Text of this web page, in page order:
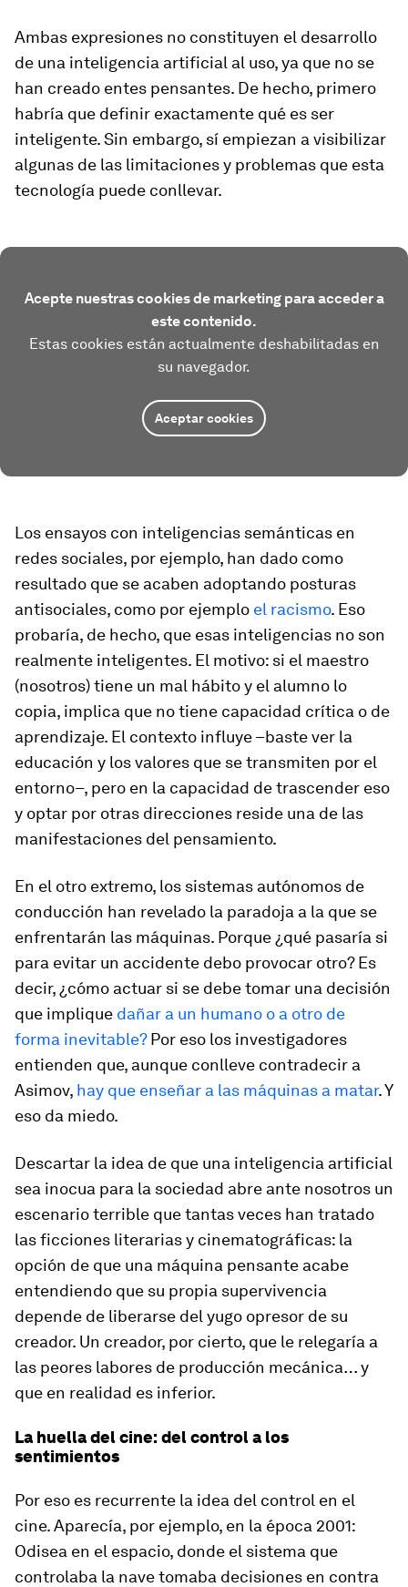
Ambas expresiones no constituyen el desarrollo
de una inteligencia artificial al uso, ya que no se
han creado entes pensantes. De hecho, primero
habría que definir exactamente qué es ser
inteligente. Sin embargo, sí empiezan a visibilizar
algunas de las limitaciones y problemas que esta
tecnología puede conllevar.
Acepte nuestras cookies de marketing para acceder a
este contenido.
Estas cookies están actualmente deshabilitadas en
su navegador.
Aceptar cookies
Los ensayos con inteligencias semánticas en
redes sociales, por ejemplo, han dado como
resultado que se acaben adoptando posturas
antisociales, como por ejemplo el racismo. Eso
probaría, de hecho, que esas inteligencias no son
realmente inteligentes. El motivo: si el maestro
(nosotros) tiene un mal hábito y el alumno lo
copia, implica que no tiene capacidad crítica o de
aprendizaje. El contexto influye –baste ver la
educación y los valores que se transmiten por el
entorno–, pero en la capacidad de trascender eso
y optar por otras direcciones reside una de las
manifestaciones del pensamiento.
En el otro extremo, los sistemas autónomos de
conducción han revelado la paradoja a la que se
enfrentarán las máquinas. Porque ¿qué pasaría si
para evitar un accidente debo provocar otro? Es
decir, ¿cómo actuar si se debe tomar una decisión
que implique dañar a un humano o a otro de
forma inevitable?Por eso los investigadores
entienden que, aunque conlleve contradecir a
Asimov, hay que enseñar a las máquinas a matar. Y
eso da miedo.
Descartar la idea de que una inteligencia artificial
sea inocua para la sociedad abre ante nosotros un
escenario terrible que tantas veces han tratado
las ficciones literarias y cinematográficas: la
opción de que una máquina pensante acabe
entendiendo que su propia supervivencia
depende de liberarse del yugo opresor de su
creador. Un creador, por cierto, que le relegaría a
las peores labores de producción mecánica… y
que en realidad es inferior.
La huella del cine: del control a los
sentimientos
Por eso es recurrente la idea del control en el
cine. Aparecía, por ejemplo, en la época 2001:
Odisea en el espacio, donde el sistema que
controlaba la nave tomaba decisiones en contra